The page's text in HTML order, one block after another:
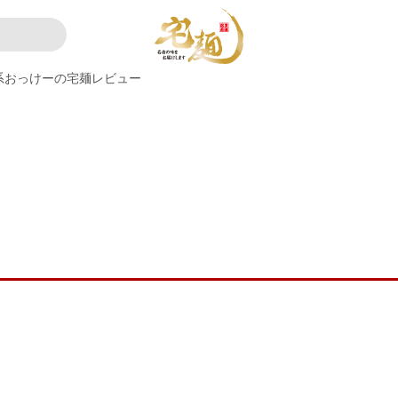
っけーの宅麺レビュー